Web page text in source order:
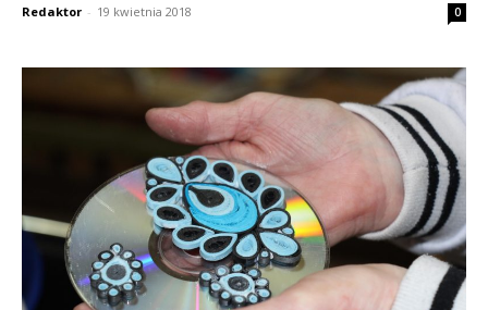
Redaktor - 19 kwietnia 2018 0